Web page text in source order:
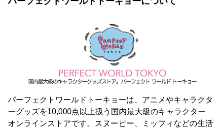
パーフェクトワールドトーキョーは、アニメやキャラクタ
ーグッズを10,000点以上扱う国内最大級のキャラクター
オンラインストアです。スヌーピー、ミッフィなどの生活